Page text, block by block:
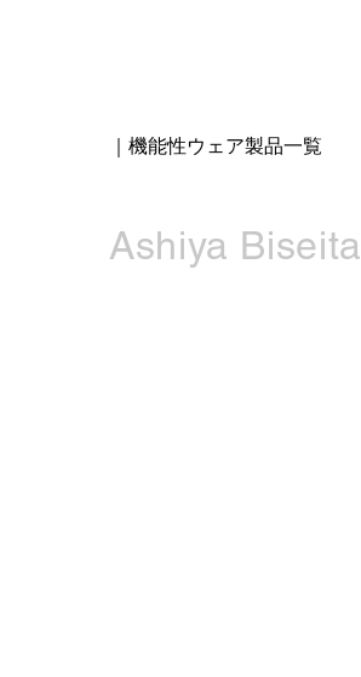
｜機能性ウェア製品一覧
Ashiya